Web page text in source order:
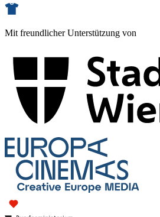
Mit freundlicher Unterstützung von